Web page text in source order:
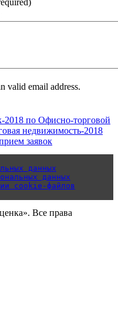
valid email address.
2018 по Офисно-торговой
недвижимость-2018
заявок
данных
данных
cookie-файлов
Все права